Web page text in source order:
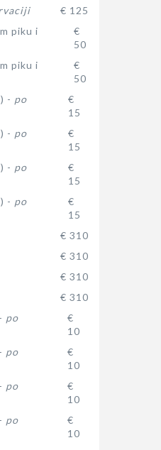
€ 125
piku i
€
50
piku i
€
50
- po
€
15
- po
€
15
- po
€
15
- po
€
15
€ 310
€ 310
€ 310
€ 310
po
€
10
po
€
10
po
€
10
po
€
10